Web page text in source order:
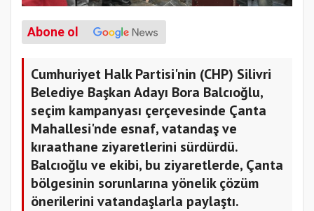
Abone ol
Cumhuriyet Halk Partisi'nin (CHP) Silivri
Belediye Başkan Adayı Bora Balcıoğlu,
seçim kampanyası çerçevesinde Çanta
Mahallesi'nde esnaf, vatandaş ve
kıraathane ziyaretlerini sürdürdü.
Balcıoğlu ve ekibi, bu ziyaretlerde, Çanta
bölgesinin sorunlarına yönelik çözüm
önerilerini vatandaşlarla paylaştı.